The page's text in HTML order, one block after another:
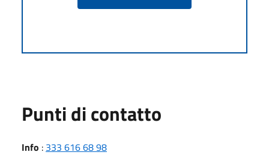
Punti di contatto
Info : 333 616 68 98